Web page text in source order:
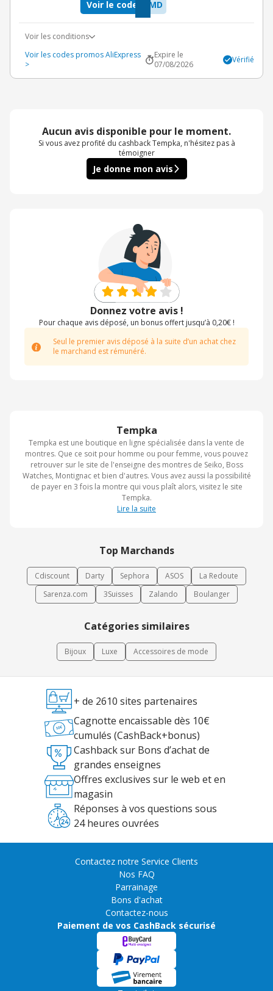
Tempka
Tempka est une boutique en ligne spécialisée dans la vente de
montres. Que ce soit pour homme ou pour femme, vous pouvez
retrouver sur le site de l'enseigne des montres de Seiko, Boss
Watches, Montignac et bien d'autres. Vous avez aussi la possibilité
de payer en 3 fois la montre qui vous plaît alors, visitez le site
Tempka.
Lire la suite
Top Marchands
Cdiscount Darty Sephora ASOS
La Redoute
Sarenza.com
3Suisses Zalando Boulanger
Catégories similaires
Bijoux Luxe Accessoires de mode
ZMD
Voir le code
Voir les conditions
Voir les codes promos AliExpress
>
Expire le
07/08/2026
Vérifié
Aucun avis disponible pour le moment.
Si vous avez profité du cashback Tempka, n'hésitez pas à
témoigner
Je donne mon avis
Donnez votre avis !
Pour chaque avis déposé, un bonus offert jusqu’à 0,20€ !
Seul le premier avis déposé à la suite d’un achat chez
le marchand est rémunéré.
+ de 2610 sites partenaires
Cagnotte encaissable dès 10€
cumulés (CashBack+bonus)
Cashback sur Bons d’achat de
grandes enseignes
Offres exclusives sur le web et en
magasin
Réponses à vos questions sous
24 heures ouvrées
Contactez notre Service Clients
Nos FAQ
Parrainage
Bons d'achat
Contactez-nous
Paiement de vos CashBack sécurisé